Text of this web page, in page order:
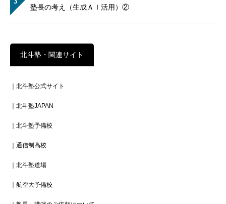
塾長の考え（生成ＡＩ活用）②
北斗塾・関連サイト
｜北斗塾公式サイト
｜北斗塾JAPAN
｜北斗塾予備校
｜通信制高校
｜北斗塾道場
｜航空大予備校